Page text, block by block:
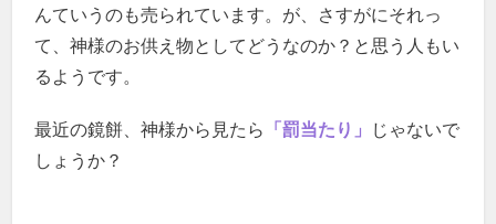
んていうのも売られています。が、さすがにそれっ
て、神様のお供え物としてどうなのか？と思う人もい
るようです。
最近の鏡餅、神様から見たら 「罰当たり」
じゃないで
しょうか？